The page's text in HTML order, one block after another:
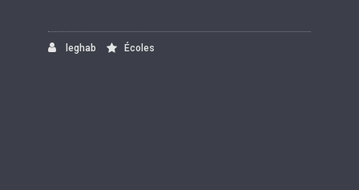
leghab Écoles